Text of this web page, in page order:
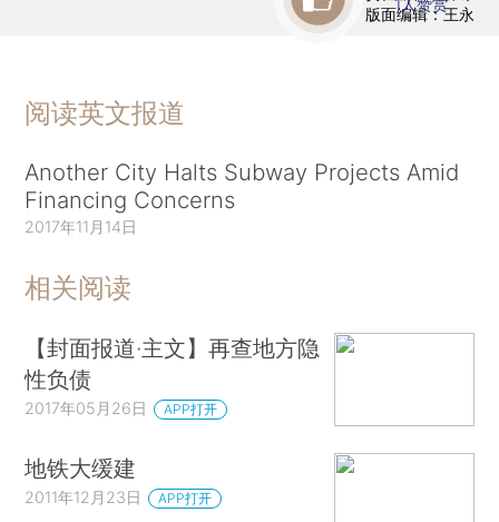
版面编辑：王永
1人赞赏
阅读英文报道
Another City Halts Subway Projects Amid
Financing Concerns
2017年11月14日
相关阅读
【封面报道·主文】再查地方隐
性负债
2017年05月26日 APP打开
地铁大缓建
2011年12月23日 APP打开